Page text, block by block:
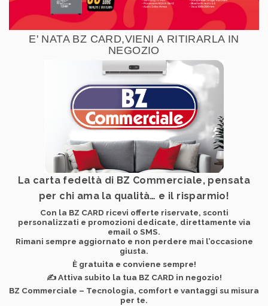
E' NATA BZ CARD,VIENI A RITIRARLA IN
NEGOZIO
La carta fedeltà di BZ Commerciale, pensata
per chi ama la qualità… e il risparmio!
Con la BZ CARD ricevi offerte riservate, sconti
personalizzati e promozioni dedicate, direttamente via
email o SMS.
Rimani sempre aggiornato e non perdere mai l’occasione
giusta.
È gratuita e conviene sempre!
✍️ Attiva subito la tua BZ CARD in negozio!
BZ Commerciale – Tecnologia, comfort e vantaggi su misura
per te.